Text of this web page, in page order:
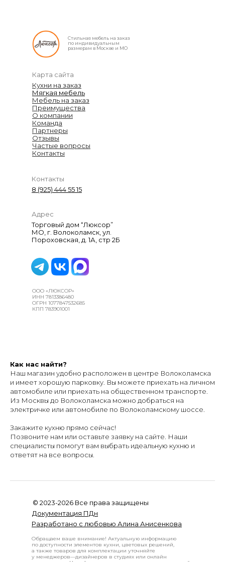
Стильная мебель на заказ
по индивидуальным
размерам в Москве и МО
ООО «ЛЮКСОР»
ИНН 7813386480
ОГРН 1077847532685
КПП 783901001
Карта сайта
Кухни на заказ
Мягкая мебель
Мебель на заказ
Преимущества
О компании
Команда
Партнеры
Отзывы
Частые вопросы
Контакты
Контакты
8 (925) 444 55 15
Адрес
Торговый дом “Люксор”
МО, г. Волоколамск, ул.
Пороховская, д. 1А, стр 2Б
Как нас найти?
Наш магазин удобно расположен в центре Волоколамска
и имеет хорошую парковку. Вы можете приехать на личном
автомобиле или приехать на общественном транспорте.
Из Москвы до Волоколамска можно добраться на
электричке или автомобиле по Волоколамскому шоссе.
Закажите кухню прямо сейчас!
Позвоните нам или оставьте заявку на сайте. Наши
специалисты помогут вам выбрать идеальную кухню и
ответят на все вопросы.
© 2023-2026 Все права защищены
Обращаем ваше внимание! Актуальную информацию
по доступности элементов кухни, цветовых решений,
а также товаров для комплектации уточняйте
у менеджеров—дизайнеров в студиях или онлайн
Документация ПДн
Разработано с любовью Алина Анисенкова